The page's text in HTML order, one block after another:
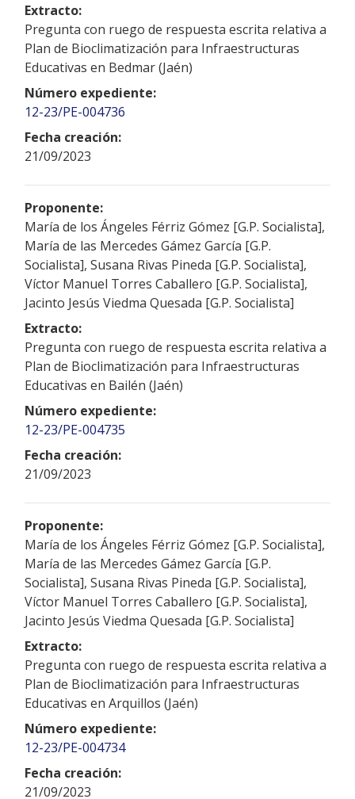
Extracto:
Pregunta con ruego de respuesta escrita relativa a
Plan de Bioclimatización para Infraestructuras
Educativas en Bedmar (Jaén)
Número expediente:
12-23/PE-004736
Fecha creación:
21/09/2023
Proponente:
María de los Ángeles Férriz Gómez [G.P. Socialista],
María de las Mercedes Gámez García [G.P.
Socialista], Susana Rivas Pineda [G.P. Socialista],
Víctor Manuel Torres Caballero [G.P. Socialista],
Jacinto Jesús Viedma Quesada [G.P. Socialista]
Extracto:
Pregunta con ruego de respuesta escrita relativa a
Plan de Bioclimatización para Infraestructuras
Educativas en Bailén (Jaén)
Número expediente:
12-23/PE-004735
Fecha creación:
21/09/2023
Proponente:
María de los Ángeles Férriz Gómez [G.P. Socialista],
María de las Mercedes Gámez García [G.P.
Socialista], Susana Rivas Pineda [G.P. Socialista],
Víctor Manuel Torres Caballero [G.P. Socialista],
Jacinto Jesús Viedma Quesada [G.P. Socialista]
Extracto:
Pregunta con ruego de respuesta escrita relativa a
Plan de Bioclimatización para Infraestructuras
Educativas en Arquillos (Jaén)
Número expediente:
12-23/PE-004734
Fecha creación:
21/09/2023